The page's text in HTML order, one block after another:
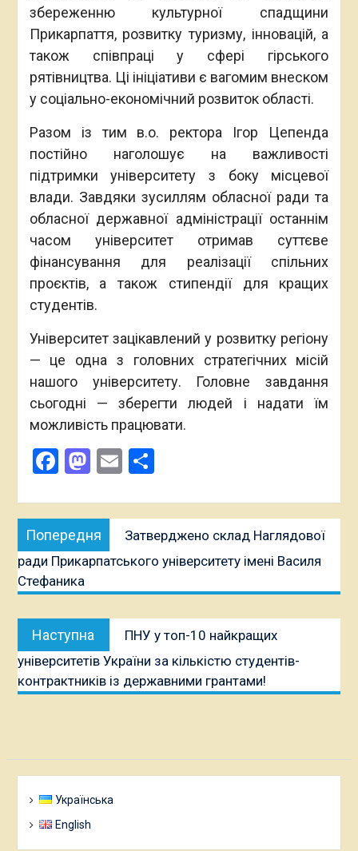
збереженню культурної спадщини
Прикарпаття, розвитку туризму, інновацій, а
також співпраці у сфері гірського
рятівництва. Ці ініціативи є вагомим внеском
у соціально-економічний розвиток області.
Разом із тим в.о. ректора Ігор Цепенда
постійно наголошує на важливості
підтримки університету з боку місцевої
влади. Завдяки зусиллям обласної ради та
обласної державної адміністрації останнім
часом університет отримав суттєве
фінансування для реалізації спільних
проєктів, а також стипендії для кращих
студентів.
Університет зацікавлений у розвитку регіону
— це одна з головних стратегічних місій
нашого університету. Головне завдання
сьогодні — зберегти людей і надати їм
можливість працювати.
Facebook
Mastodon
EmailПоділитися
Навігація
записів
Попередня
публікація:
Затверджено склад Наглядової
ради Прикарпатського університету імені Василя
Стефаника
Наступна
публікація:
ПНУ у топ-10 найкращих
університетів України за кількістю студентів-
контрактників із державними грантами!
Українська
English